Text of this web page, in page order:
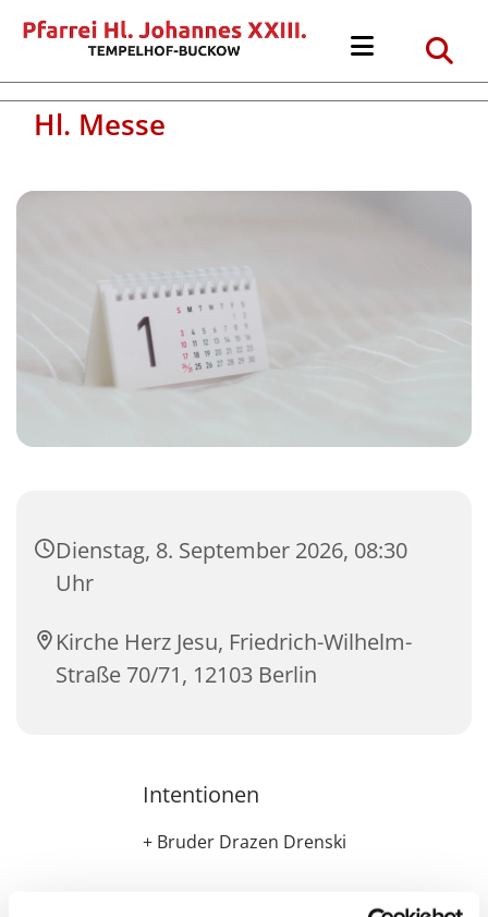
Hl. Messe
Dienstag, 8. September 2026, 08:30
Uhr
Kirche Herz Jesu, Friedrich-Wilhelm-
Straße 70/71, 12103 Berlin
Intentionen
+ Bruder Drazen Drenski